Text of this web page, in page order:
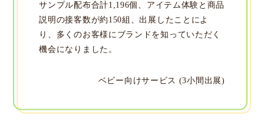
サンプル配布合計1,196個、アイテム体験と商品
説明の接客数が約150組、出展したことによ
り、多くのお客様にブランドを知っていただく
機会になりました。
ベビー向けサービス (3小間出展)